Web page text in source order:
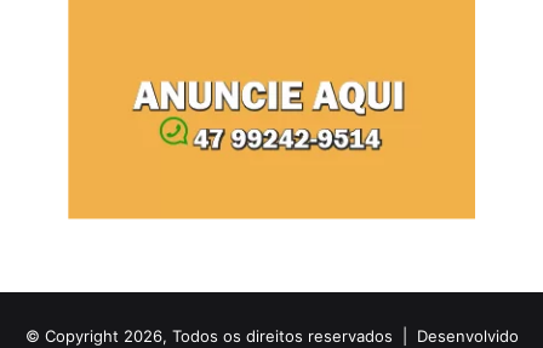
© Copyright 2026, Todos os direitos reservados | Desenvolvido